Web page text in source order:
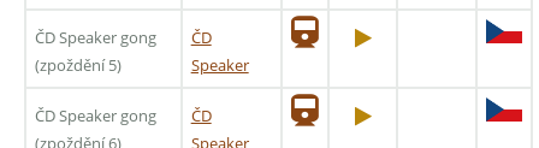
ČD Speaker gong
(zpoždění 5)
ČD
Speaker
ČD Speaker gong
(zpoždění 6)
ČD
Speaker